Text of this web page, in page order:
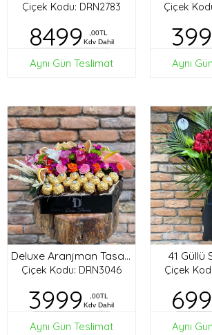
Çiçek Kodu: DRN2783
8499
,00TL
Kdv Dahil
Aynı Gün Teslimat
Çiçek
Aynı
Deluxe Aranjman Tasarım
Çiçek Kodu: DRN3046
3999
,00TL
Kdv Dahil
Aynı Gün Teslimat
41 Güllü
Çiçek
Aynı